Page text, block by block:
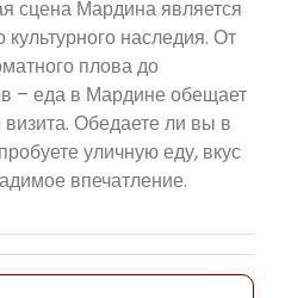
сцена Мардина является
наследия. От
плова до
– еда в Мардине обещает
Обедаете ли вы в
уличную еду, вкус
впечатление.